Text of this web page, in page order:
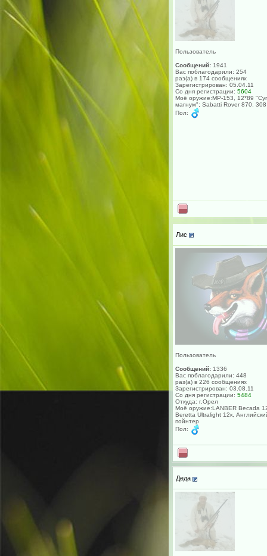
Пользователь
Сообщений: 1941
Вас поблагодарили: 254
раз(а) в 174 сообщениях
Зарегистрирован: 05.04.11
Со дня регистрации: 5604
Моё оружие:МР-153, 12*89
магнум"; Sabatti Rover 870. 308
Пол:
Лис
Пользователь
Сообщений: 1336
Вас поблагодарили: 448
раз(а) в 226 сообщениях
Зарегистрирован: 03.08.11
Со дня регистрации: 5484
Откуда: г.Орел
Моё оружие:LANBER Becada
Beretta Ultralight 12к,
пойнтер
Пол:
Деда